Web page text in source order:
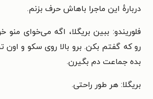
دربارهٔ این ماجرا باهاش حرف بزنم.
فلوریندو: ببین بریگلا، اگه می‌خوای
رو که گفتم بکن. برو بالا روی سکو و
بده جماعت دم بگیرن.
بریگلا: هر طور راحتی.